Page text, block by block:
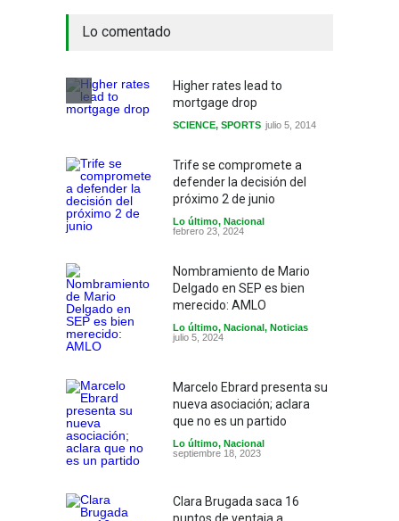
Lo comentado
Higher rates lead to
mortgage drop
SCIENCE, SPORTS julio 5, 2014
Trife se compromete a
defender la decisión del
próximo 2 de junio
Lo último, Nacional
febrero 23, 2024
Nombramiento de Mario
Delgado en SEP es bien
merecido: AMLO
Lo último, Nacional, Noticias
julio 5, 2024
Marcelo Ebrard presenta su
nueva asociación; aclara
que no es un partido
Lo último, Nacional
septiembre 18, 2023
Clara Brugada saca 16